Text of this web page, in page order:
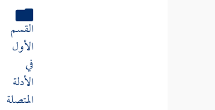
القسم
الأول
في
الأدلة
المتصلة